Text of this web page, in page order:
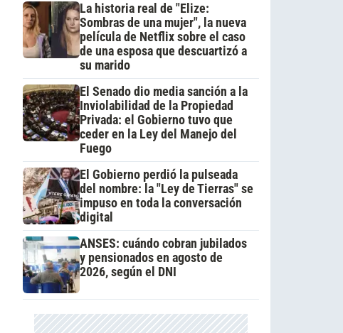
La historia real de "Elize:
Sombras de una mujer", la nueva
película de Netflix sobre el caso
de una esposa que descuartizó a
su marido
El Senado dio media sanción a la
Inviolabilidad de la Propiedad
Privada: el Gobierno tuvo que
ceder en la Ley del Manejo del
Fuego
El Gobierno perdió la pulseada
del nombre: la "Ley de Tierras" se
impuso en toda la conversación
digital
ANSES: cuándo cobran jubilados
y pensionados en agosto de
2026, según el DNI